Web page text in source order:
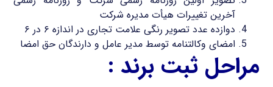
آخرین تغییرات هیأت مدیره شرکت
دوازده عدد تصویر رنگی علامت تجاری در اندازه ۶ در ۶
امضای وکالتنامه توسط مدیر عامل و دارندگان حق امضا
مراحل ثبت برند :